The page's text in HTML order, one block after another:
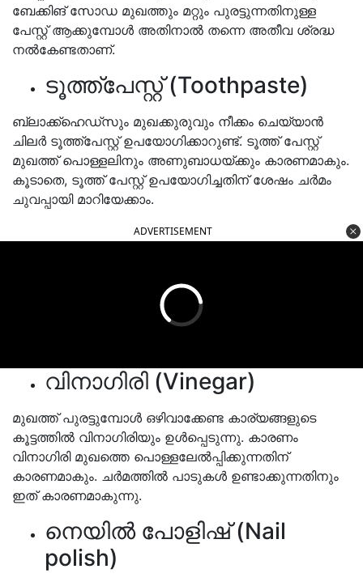
ബേക്കിങ് സോഡ മുഖത്തും മറ്റും പുരട്ടുന്നതിനുള്ള
പേസ്റ്റ് ആക്കുമ്പോൾ അതിനാൽ തന്നെ അതീവ ശ്രദ്ധ
നൽകേണ്ടതാണ്.
ടൂത്ത്പേസ്റ്റ് (Toothpaste)
ബ്ലാക്ക്‌ഹെഡ്‌സും മുഖക്കുരുവും നീക്കം ചെയ്യാൻ
ചിലർ ടൂത്ത്‌പേസ്റ്റ് ഉപയോഗിക്കാറുണ്ട്. ടൂത്ത് പേസ്റ്റ്
മുഖത്ത് പൊള്ളലിനും അണുബാധയ്ക്കും കാരണമാകും.
കൂടാതെ, ടൂത്ത് പേസ്റ്റ് ഉപയോഗിച്ചതിന് ശേഷം ചർമം
ചുവപ്പായി മാറിയേക്കാം.
ADVERTISEMENT
വിനാഗിരി (Vinegar)
മുഖത്ത് പുരട്ടുമ്പോൾ ഒഴിവാക്കേണ്ട കാര്യങ്ങളുടെ
കൂട്ടത്തിൽ വിനാഗിരിയും ഉൾപ്പെടുന്നു. കാരണം
വിനാഗിരി മുഖത്തെ പൊള്ളലേൽപ്പിക്കുന്നതിന്
കാരണമാകും. ചർമത്തിൽ പാടുകൾ ഉണ്ടാക്കുന്നതിനും
ഇത് കാരണമാകുന്നു.
നെയിൽ പോളിഷ് (Nail
polish)